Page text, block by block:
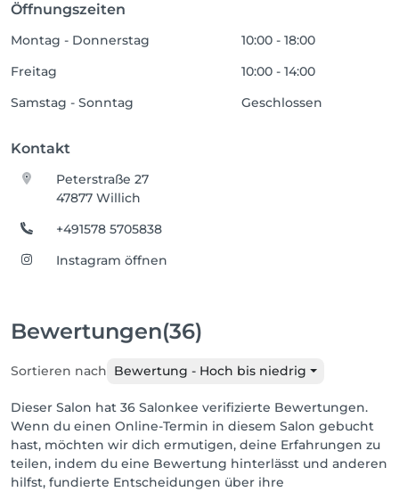
Öffnungszeiten
Montag - Donnerstag
10:00 - 18:00
Freitag
10:00 - 14:00
Samstag - Sonntag
Geschlossen
Kontakt
Peterstraße 27
47877 Willich
+491578 5705838
Instagram öffnen
Bewertungen(36)
Sortieren nach Bewertung - Hoch bis niedrig
Dieser Salon hat 36 Salonkee verifizierte Bewertungen.
Wenn du einen Online-Termin in diesem Salon gebucht
hast, möchten wir dich ermutigen, deine Erfahrungen zu
teilen, indem du eine Bewertung hinterlässt und anderen
hilfst, fundierte Entscheidungen über ihre